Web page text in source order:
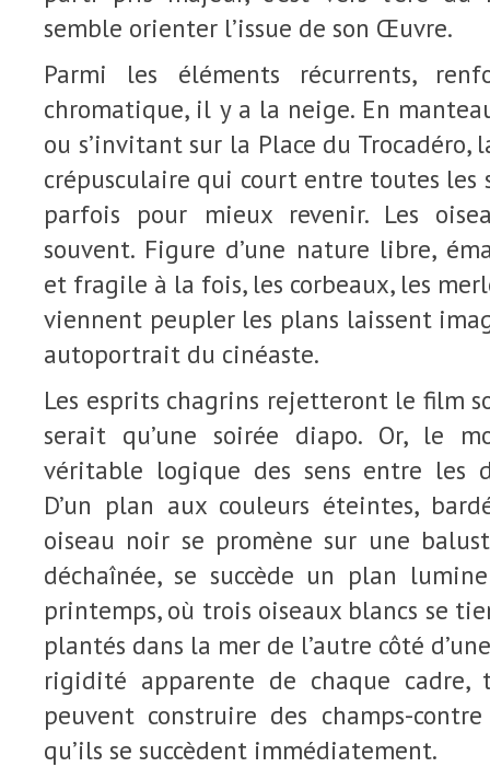
semble orienter l’issue de son Œuvre.
Parmi les éléments récurrents,
chromatique, il y a la neige. En
ou s’invitant sur la Place du
crépusculaire qui court entre toutes les
parfois pour mieux revenir. Les
souvent. Figure d’une nature libre,
et fragile à la fois, les corbeaux, les
viennent peupler les plans laissent
autoportrait du cinéaste.
Les esprits chagrins rejetteront le film
serait qu’une soirée diapo. Or, le
véritable logique des sens entre les
D’un plan aux couleurs éteintes,
oiseau noir se promène sur une
déchaînée, se succède un plan
printemps, où trois oiseaux blancs se
plantés dans la mer de l’autre côté
rigidité apparente de chaque cadre,
peuvent construire des champs-
qu’ils se succèdent immédiatement.